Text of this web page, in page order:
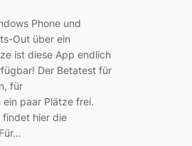
Phone und
Out über ein
ist diese App endlich
Der Betatest für
für
paar Plätze frei.
findet hier die